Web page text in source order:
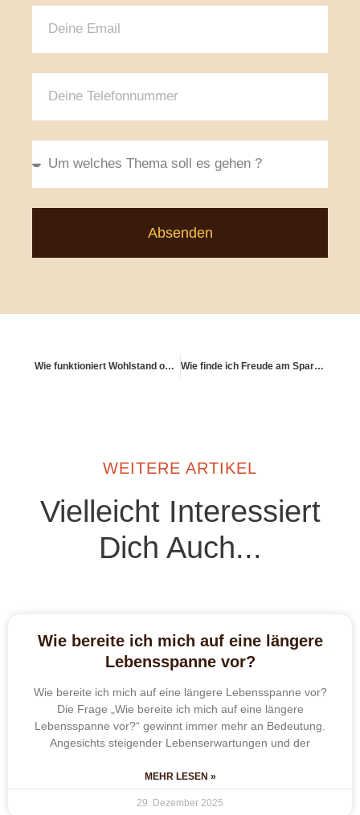
Absenden
Wie funktioniert Wohlstand ohne Verhaftung? Wie finde ich Freude am Sparen statt Druck?
WEITERE ARTIKEL
Vielleicht Interessiert
Dich Auch...
Wie bereite ich mich auf eine längere
Lebensspanne vor?
Wie bereite ich mich auf eine längere Lebensspanne vor?
Die Frage „Wie bereite ich mich auf eine längere
Lebensspanne vor?“ gewinnt immer mehr an Bedeutung.
Angesichts steigender Lebenserwartungen und der
MEHR LESEN »
29. Dezember 2025